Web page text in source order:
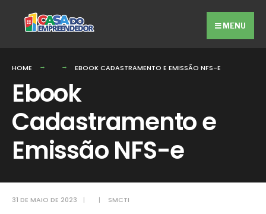
MENU
HOME EBOOK CADASTRAMENTO E EMISSÃO NFS-E
Ebook
Cadastramento e
Emissão NFS-e
31 DE MAIO DE 2023 | | SMCTI
for: